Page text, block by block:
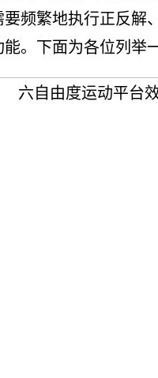
频繁地执行正反
。下面为各位列举